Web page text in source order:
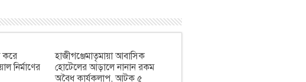
করে
নির্মাণের
হাজীগঞ্জেমাতৃমায়া আবাসিক
হোটেলের আড়ালে নানান রকম
অবৈধ কার্যকলাপ, আটক ৫